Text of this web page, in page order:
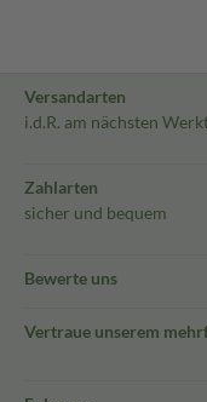
Versandarten
i.d.R. am nächsten
Zahlarten
sicher und bequem
Bewerte uns
Vertraue unserem